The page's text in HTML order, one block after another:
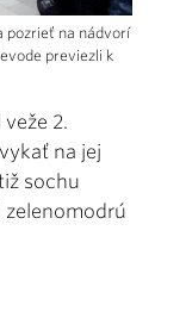
pozrieť na nádvorí
previezli k
2.
na jej
sochu